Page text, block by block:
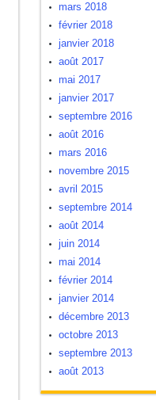
mars 2018
février 2018
janvier 2018
août 2017
mai 2017
janvier 2017
septembre 2016
août 2016
mars 2016
novembre 2015
avril 2015
septembre 2014
août 2014
juin 2014
mai 2014
février 2014
janvier 2014
décembre 2013
octobre 2013
septembre 2013
août 2013